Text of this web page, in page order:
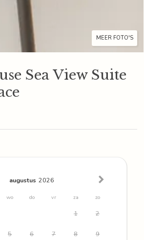
MEER FOTO'S
Sea View Suite
augustus 2026
wo do vr za zo
1 2
5 6 7 8 9